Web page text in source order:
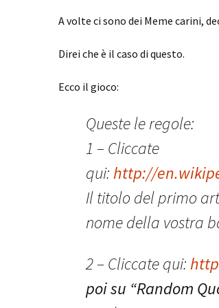
A volte ci sono dei Meme carini,
Direi che è il caso di questo.
Ecco il gioco:
Queste le regole:
1 – Cliccate
qui:http://
Il titolo del primo
nome della vostra
2 – Cliccate qui:
poi su “Random